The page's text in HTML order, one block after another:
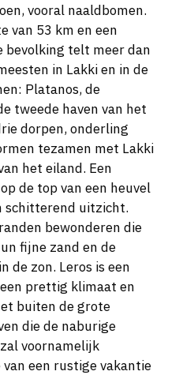
vooral naaldbomen.
van 53 km en een
bevolking telt meer dan
in Lakki en in de
Platanos, de
tweede haven van het
dorpen, onderling
tezamen met Lakki
het eiland. Een
de top van een heuvel
schitterend uitzicht.
bewonderen die
fijne zand en de
de zon. Leros is een
prettig klimaat en
buiten de grote
die de naburige
voornamelijk
een rustige vakantie